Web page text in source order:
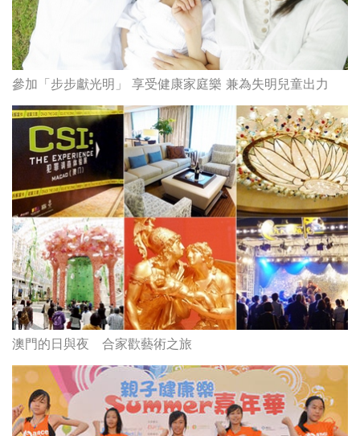
參加「步步獻光明」 享受健康家庭樂 兼為失明兒童出力
澳門的日與夜 合家歡藝術之旅